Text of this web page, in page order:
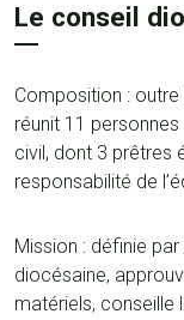
Le conseil
Composition :
réunit 11
civil, dont 3 prêtres
responsabilité de
Mission : définie
diocésaine,
matériels, conseille